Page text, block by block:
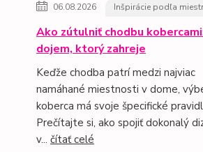
06.08.2026 Inšpirácie podľa
Ako zútulniť chodbu
dojem, ktorý zahreje
Keďže chodba patrí medzi najviac
namáhané miestnosti v dome,
koberca má svoje špecifické
Prečítajte si, ako spojiť dokonalý
v... čítať celé